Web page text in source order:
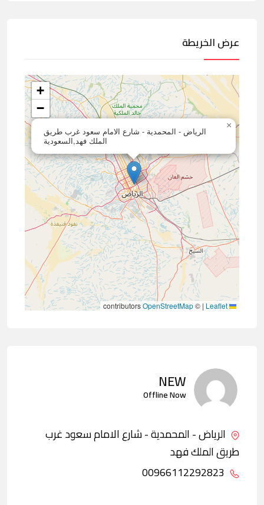
عرض الخريطة
الرياض - المحمدية - شارع الامام سعود غرب طريق
الملك فهد,السعودية
×
+
−
|
©
OpenStreetMap
NEW
Offline Now
الرياض - المحمدية - شارع الامام سعود غرب
طريق الملك فهد